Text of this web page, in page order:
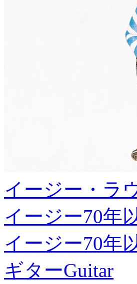
イージー・ラ
イージー70年
イージー70年
ギターGuitar